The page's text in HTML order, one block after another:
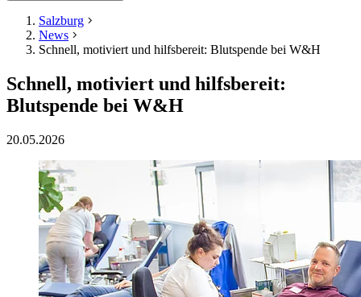
Salzburg
News
Schnell, motiviert und hilfsbereit: Blutspende bei W&H
Schnell, motiviert und hilfsbereit:
Blutspende bei W&H
20.05.2026